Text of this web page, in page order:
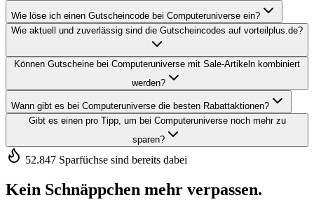
Wie löse ich einen Gutscheincode bei Computeruniverse ein?
Wie aktuell und zuverlässig sind die Gutscheincodes auf vorteilplus.de?
Können Gutscheine bei Computeruniverse mit Sale-Artikeln kombiniert
werden?
Wann gibt es bei Computeruniverse die besten Rabattaktionen?
Gibt es einen pro Tipp, um bei Computeruniverse noch mehr zu
sparen?
52.847 Sparfüchse sind bereits dabei
Kein Schnäppchen mehr verpassen.